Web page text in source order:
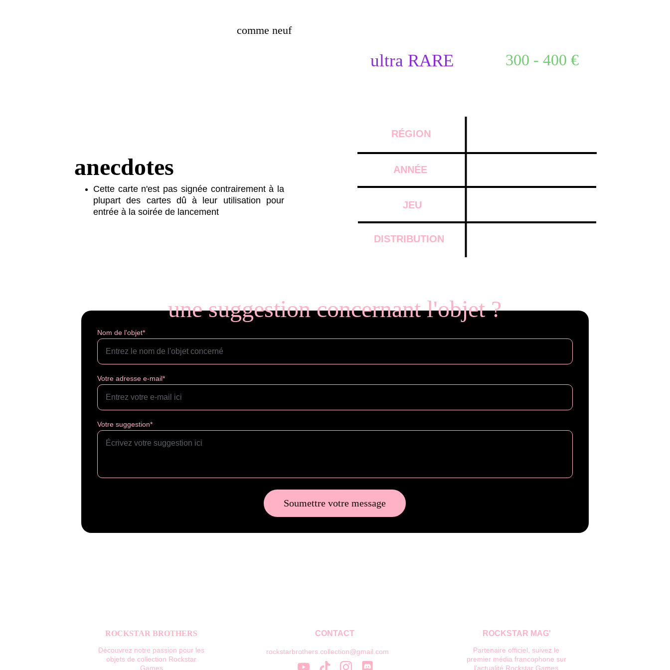
ultra RARE
anecdotes
une suggestion concernant l'objet ?
300 - 400 €
comme neuf
ANNÉE
RÉGION
JEU
DISTRIBUTION
Cette carte n'est pas signée contrairement à la
plupart des cartes dû à leur utilisation pour
entrée à la soirée de lancement
Nom de l'objet*
Votre adresse e-mail*
Votre suggestion*
Soumettre votre message
ROCKSTAR BROTHERS
Découvrez notre passion pour les
objets de collection Rockstar
Games.
CONTACT
rockstarbrothers.collection@gmail.com
ROCKSTAR MAG'
Partenaire officiel, suivez le
premier média francophone sur
l’actualité Rockstar Games.